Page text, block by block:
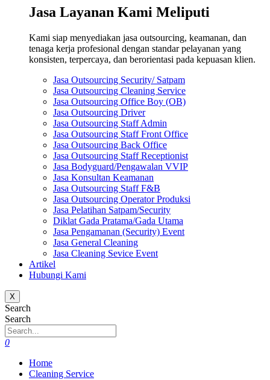
Jasa Layanan Kami Meliputi
Kami siap menyediakan jasa outsourcing, keamanan, dan
tenaga kerja profesional dengan standar pelayanan yang
konsisten, terpercaya, dan berorientasi pada kepuasan klien.
Jasa Outsourcing Security/ Satpam
Jasa Outsourcing Cleaning Service
Jasa Outsourcing Office Boy (OB)
Jasa Outsourcing Driver
Jasa Outsourcing Staff Admin
Jasa Outsourcing Staff Front Office
Jasa Outsourcing Back Office
Jasa Outsourcing Staff Receptionist
Jasa Bodyguard/Pengawalan VVIP
Jasa Konsultan Keamanan
Jasa Outsourcing Staff F&B
Jasa Outsourcing Operator Produksi
Jasa Pelatihan Satpam/Security
Diklat Gada Pratama/Gada Utama
Jasa Pengamanan (Security) Event
Jasa General Cleaning
Jasa Cleaning Sevice Event
Artikel
Hubungi Kami
X
Search
Search
0
Home
Cleaning Service